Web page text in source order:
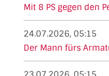
Mit 8 PS gegen den
24.07.2026, 05:15
Der Mann fürs